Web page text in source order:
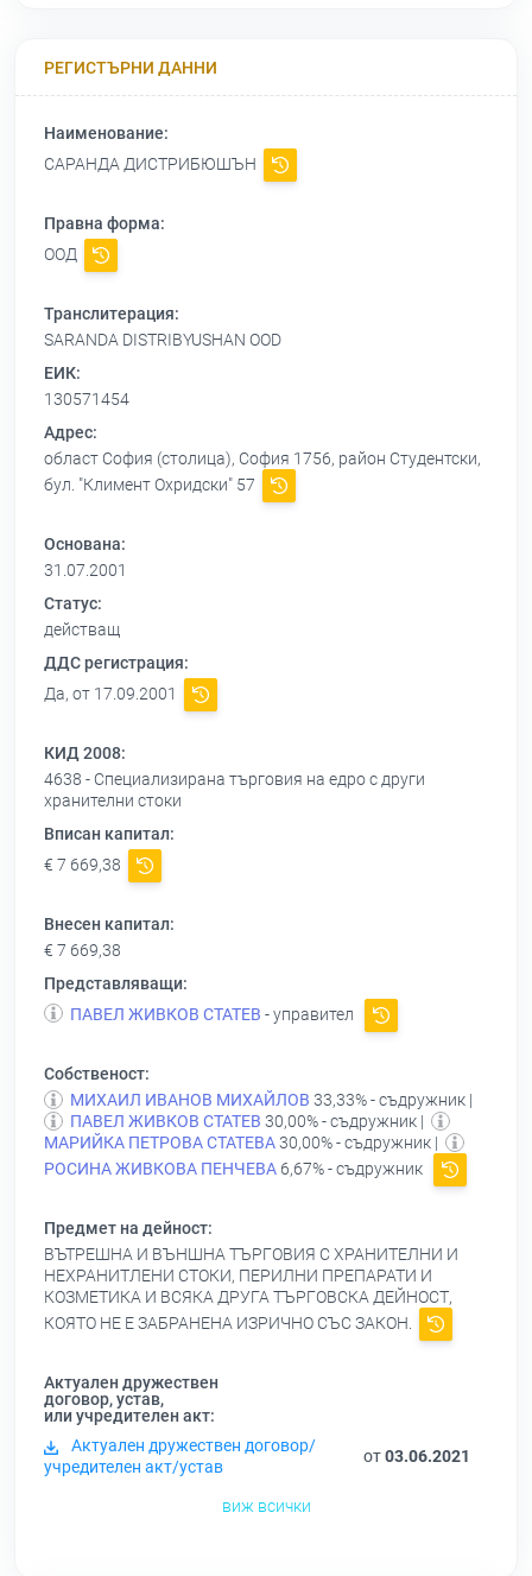
РЕГИСТЪРНИ ДАННИ
Наименование:
САРАНДА ДИСТРИБЮШЪН
Правна форма:
ООД
Транслитерация:
SARANDA DISTRIBYUSHAN OOD
ЕИК:
130571454
Адрес:
област София (столица), София 1756, район Студентски,
бул. "Климент Охридски" 57
Основана:
31.07.2001
Статус:
действащ
ДДС регистрация:
Да, от 17.09.2001
КИД 2008:
4638 - Специализирана търговия на едро с други
хранителни стоки
Вписан капитал:
€ 7 669,38
Внесен капитал:
€ 7 669,38
Представляващи:
ПАВЕЛ ЖИВКОВ СТАТЕВ - управител
Собственост:
МИХАИЛ ИВАНОВ МИХАЙЛОВ 33,33% - съдружник |
ПАВЕЛ ЖИВКОВ СТАТЕВ 30,00% - съдружник |
МАРИЙКА ПЕТРОВА СТАТЕВА30,00% - съдружник |
РОСИНА ЖИВКОВА ПЕНЧЕВА 6,67% - съдружник
Предмет на дейност:
ВЪТРЕШНА И ВЪНШНА ТЪРГОВИЯ С ХРАНИТЕЛНИ И
НЕХРАНИТЛЕНИ СТОКИ, ПЕРИЛНИ ПРЕПАРАТИ И
КОЗМЕТИКА И ВСЯКА ДРУГА ТЪРГОВСКА ДЕЙНОСТ,
КОЯТО НЕ Е ЗАБРАНЕНА ИЗРИЧНО СЪС ЗАКОН.
Актуален дружествен
договор, устав,
или учредителен акт:
Актуален дружествен договор/
учредителен акт/устав
от03.06.2021
виж всички